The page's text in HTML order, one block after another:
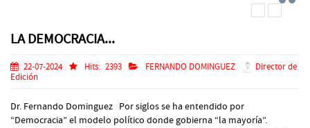
LA DEMOCRACIA...
22-07-2024 Hits: 2393 FERNANDO DOMINGUEZ
Director de
Edición
Dr. Fernando Dominguez Por siglos se ha entendido por
“Democracia” el modelo político donde gobierna “la mayoría”.